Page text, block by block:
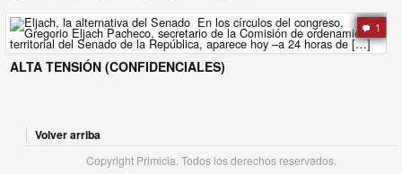
1
ALTA TENSIÓN (CONFIDENCIALES)
Volver arriba
Copyright Primicia. Todos los derechos reservados.